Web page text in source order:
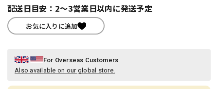
配送日目安：2～3営業日以内に発送予定
お気に入りに追加
For Overseas Customers
Also available on our global store.